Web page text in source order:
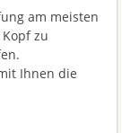
am meisten
zu
Ihnen die